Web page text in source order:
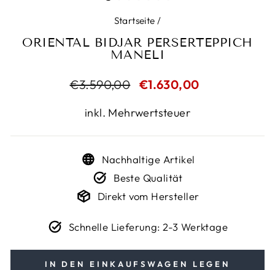
Startseite /
ORIENTAL BIDJAR PERSERTEPPICH
MANELI
Normaler
€3.590,00 Sonderpreis
€1.630,00
inkl. Mehrwertsteuer
Nachhaltige Artikel
Beste Qualität
Direkt vom Hersteller
Schnelle Lieferung: 2-3 Werktage
IN DEN EINKAUFSWAGEN LEGEN